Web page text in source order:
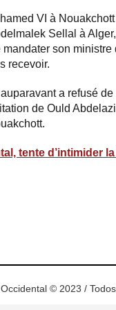
VI à
Sellal à
son ministre
recevoir.
a refusé
de Ould
tente d’intimider
© 2023 /